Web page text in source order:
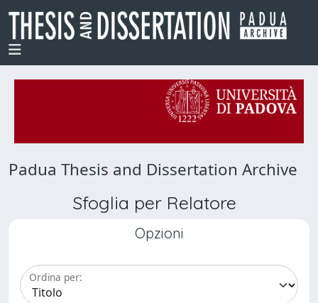
Padua Thesis and Dissertation Archive
Sfoglia per Relatore
Opzioni
Ordina per: